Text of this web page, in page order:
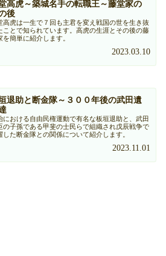
高虎～築城名手の転職王～藤堂家の
後
高虎は一生で７回も主君を変え戦国の世を生き抜
ことで知られています。高虎の生涯とその後の藤
を簡単に紹介します。
2023.03.10
退助と断金隊～３００年後の武田遺
における自由民権運動で有名な板垣退助と、武田
の子孫である甲斐の士民らで組織され戊辰戦争で
した断金隊との関係について紹介します。
2023.11.01